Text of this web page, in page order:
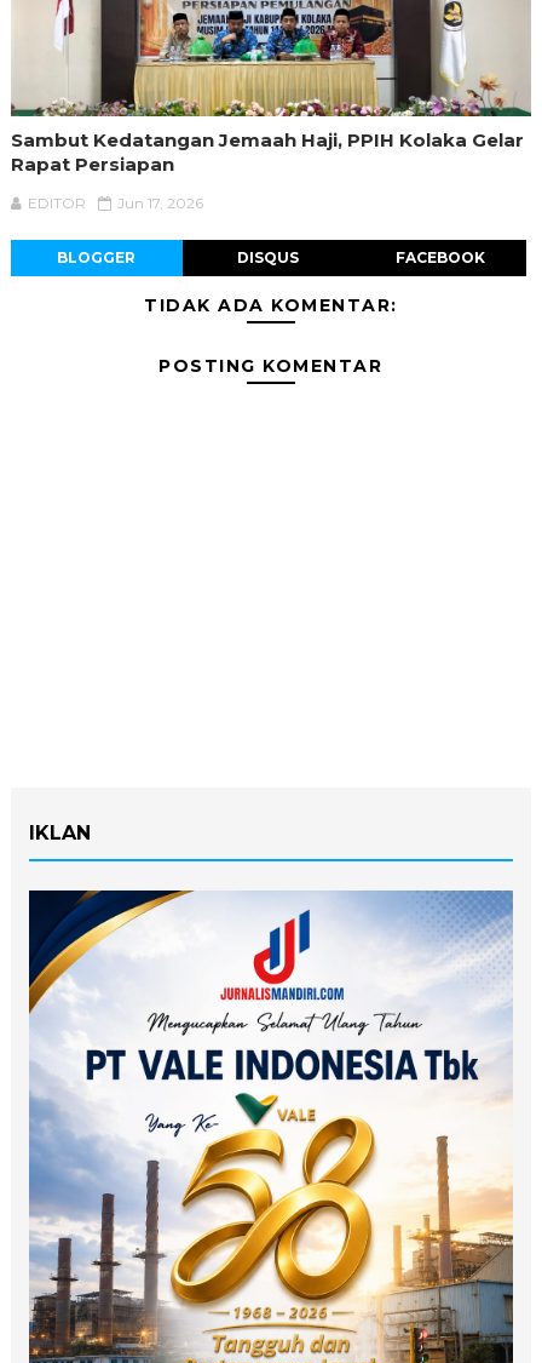
Sambut Kedatangan Jemaah Haji, PPIH Kolaka Gelar
Rapat Persiapan
EDITOR Jun 17, 2026
BLOGGER DISQUS FACEBOOK
TIDAK ADA KOMENTAR:
POSTING KOMENTAR
IKLAN